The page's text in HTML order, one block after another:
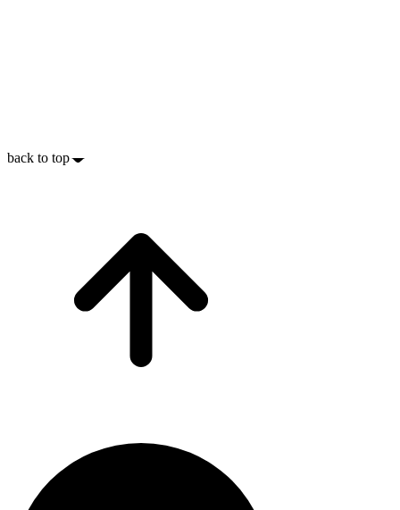
back to top